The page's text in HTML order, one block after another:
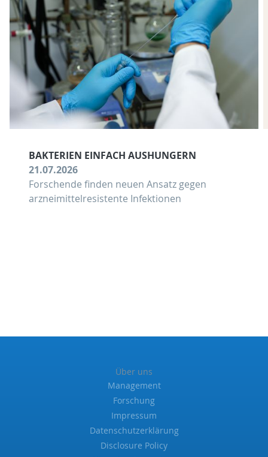
BAKTERIEN EINFACH AUSHUNGERN
21.07.2026
Forschende finden neuen Ansatz gegen
arzneimittelresistente Infektionen
Über uns
Management
Forschung
Impressum
Datenschutzerklärung
Disclosure Policy